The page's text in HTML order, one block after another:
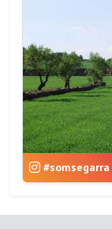
#somsegarra